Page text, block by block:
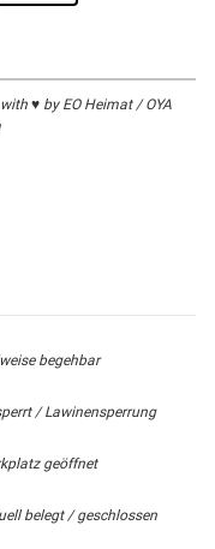
♥ by EO Heimat / OYA
begehbar
/ Lawinensperrung
geöffnet
belegt / geschlossen